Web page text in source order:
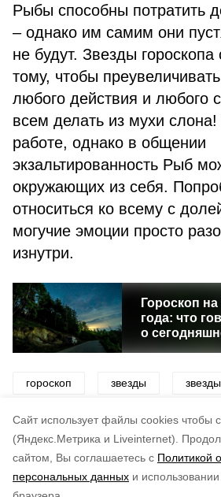
Cайт использует файлы cookies чтобы
(Яндекс.Метрика и Liveinternet).
сайтом, Вы соглашаетесь с Политикой
персональных данных и
Подписывайтесь на
канал
Рыбы способны потратить
– однако им самим они
не будут. Звезды гороскопа
тому, чтобы
любого действия и любого
всем делать из мухи
работе, однако в общении
экзальтированность Рыб
окружающих из себя.
относиться ко всему с
могучие эмоции просто
изнутри.
Гороскоп
года: что
о
гороскоп звезды
астролог астрология
по оценке